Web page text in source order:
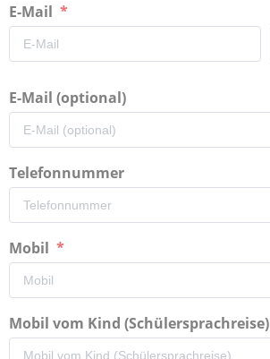
E-Mail
E-Mail (optional)
Telefonnummer
Mobil
Mobil vom Kind (Schülersprachreise)